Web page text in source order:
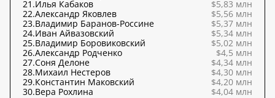
21.Илья Кабаков
$5,83 млн
22.Александр Яковлев
$5,56 млн
23.Владимир Баранов-Россине
$5,37 млн
24.Иван Айвазовский
$5,34 млн
25.Владимир Боровиковский
$5,02 млн
26.Александр Родченко
$4,5 млн
27.Соня Делоне
$4,34 млн
28.Михаил Нестеров
$4,30 млн
29.Константин Маковский
$4,20 млн
30.Вера Рохлина $4,04 млн